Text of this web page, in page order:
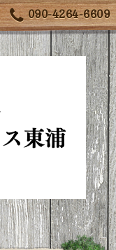
090-4264-6609